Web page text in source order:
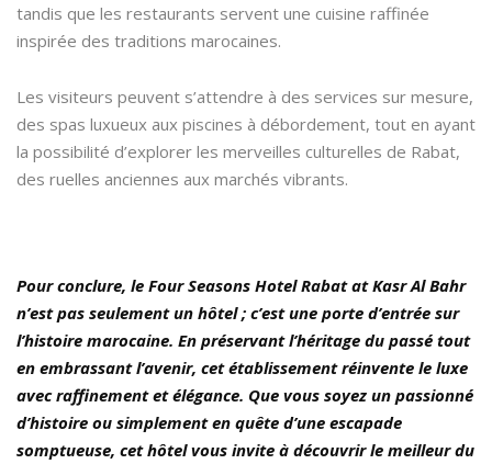
tandis que les restaurants servent une cuisine raffinée
inspirée des traditions marocaines.
Les visiteurs peuvent s’attendre à des services sur mesure,
des spas luxueux aux piscines à débordement, tout en ayant
la possibilité d’explorer les merveilles culturelles de Rabat,
des ruelles anciennes aux marchés vibrants.
Pour conclure, le Four Seasons Hotel Rabat at Kasr Al Bahr
n’est pas seulement un hôtel ; c’est une porte d’entrée sur
l’histoire marocaine. En préservant l’héritage du passé tout
en embrassant l’avenir, cet établissement réinvente le luxe
avec raffinement et élégance. Que vous soyez un passionné
d’histoire ou simplement en quête d’une escapade
somptueuse, cet hôtel vous invite à découvrir le meilleur du